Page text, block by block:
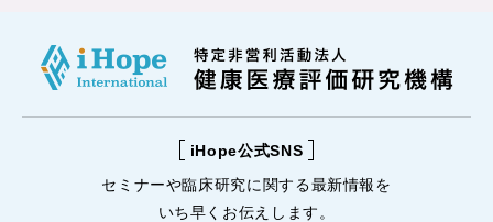
iHope公式SNS
セミナーや臨床研究に関する最新情報を
いち早くお伝えします。